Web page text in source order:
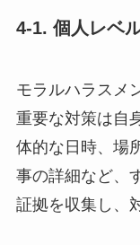
4-1. 個人レベ
モラルハラスメ
重要な対策は自
体的な日時、場
事の詳細など、
証拠を収集し、